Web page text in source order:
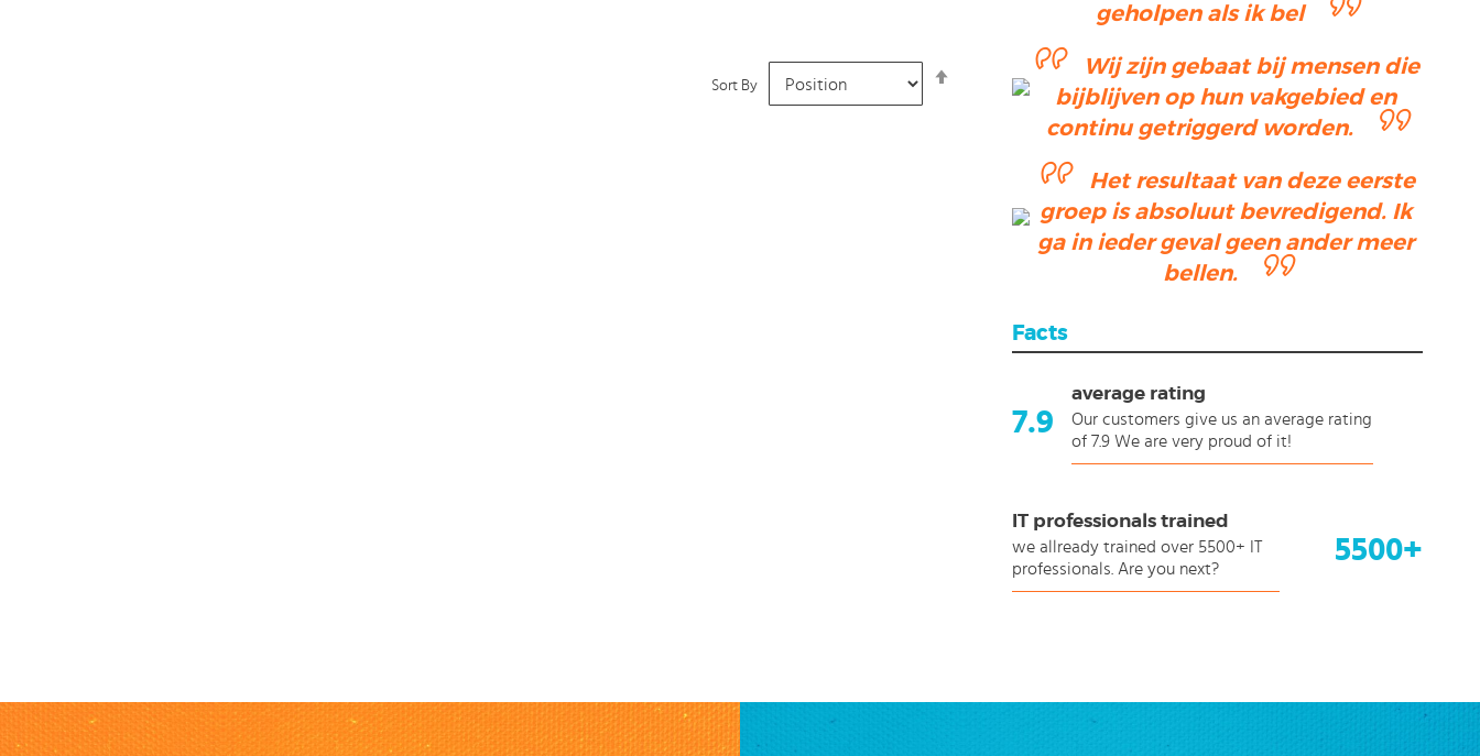
Sort By
Descending
geholpen als ik bel
Wij zijn gebaat bij mensen die
bijblijven op hun vakgebied en
continu getriggerd worden.
Het resultaat van deze eerste
groep is absoluut bevredigend. Ik
ga in ieder geval geen ander meer
bellen.
Facts
7.9
average rating
Our customers give us an average rating
of 7.9 We are very proud of it!
5500+
IT professionals trained
we allready trained over 5500+ IT
professionals. Are you next?